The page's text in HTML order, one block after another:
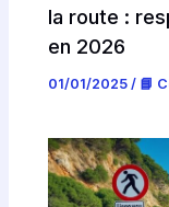
la route :
en 2026
01/01/2025/ 📘